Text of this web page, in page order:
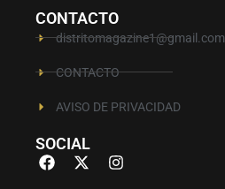
CONTACTO
distritomagazine1@gmail.com
CONTACTO
AVISO DE PRIVACIDAD
SOCIAL